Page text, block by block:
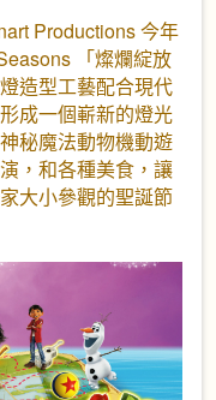
Productions 今年
「燦爛綻放
造型工藝配合現代
成一個嶄新的燈光
秘魔法動物機動遊
，和各種美食，讓
大小參觀的聖誕節